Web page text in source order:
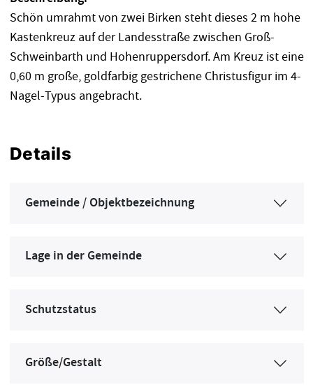
Schön umrahmt von zwei Birken steht dieses 2 m hohe
Kastenkreuz auf der Landesstraße zwischen Groß-
Schweinbarth und Hohenruppersdorf. Am Kreuz ist eine
0,60 m große, goldfarbig gestrichene Christusfigur im 4-
Nagel-Typus angebracht.
Details
Gemeinde / Objektbezeichnung
Lage in der Gemeinde
Schutzstatus
Größe/Gestalt